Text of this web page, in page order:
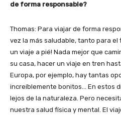
de forma responsable?
Thomas: Para viajar de forma
vez la más saludable, tanto para el
un viaje a pié! Nada mejor que
su casa, hacer un viaje en tren
Europa, por ejemplo, hay tantas
increíblemente bonitos… En estos
lejos de la naturaleza. Pero
nuestra salud física y mental. El